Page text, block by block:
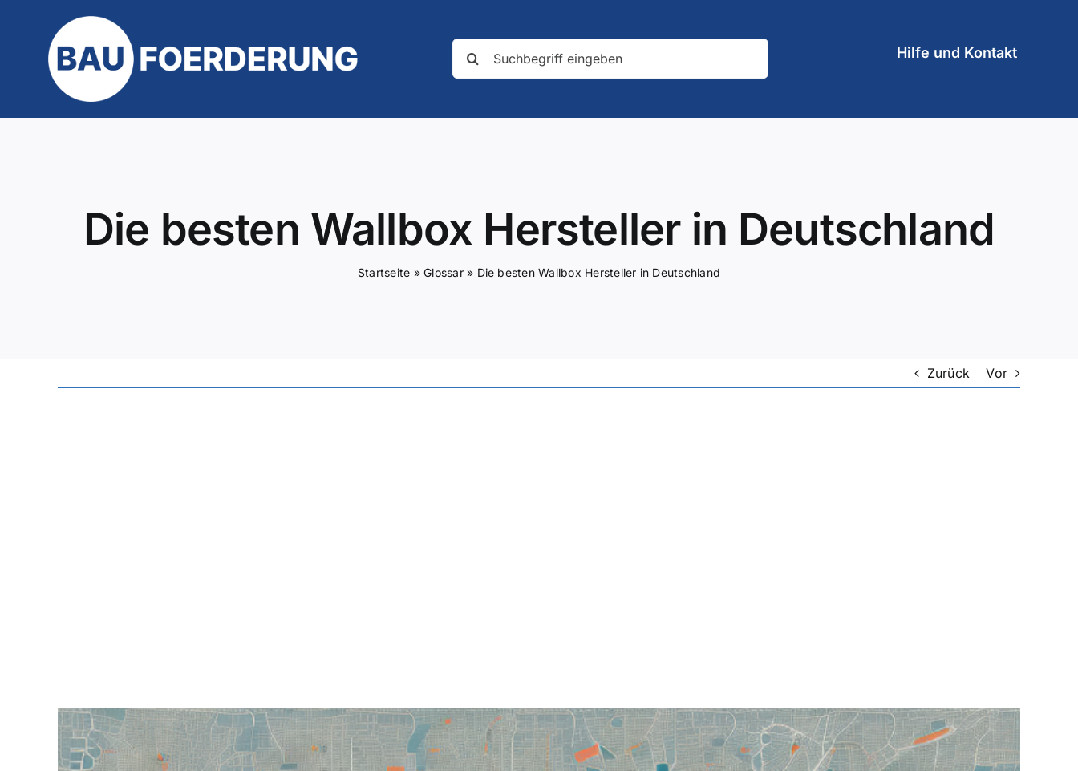
springen
Suche
nach:
Hilfe und Kontakt
Die besten Wallbox Hersteller in Deutschland
Startseite »Glossar» Die besten Wallbox Hersteller in Deutschland
Zurück Vor
Zeige
grösseres
Bild